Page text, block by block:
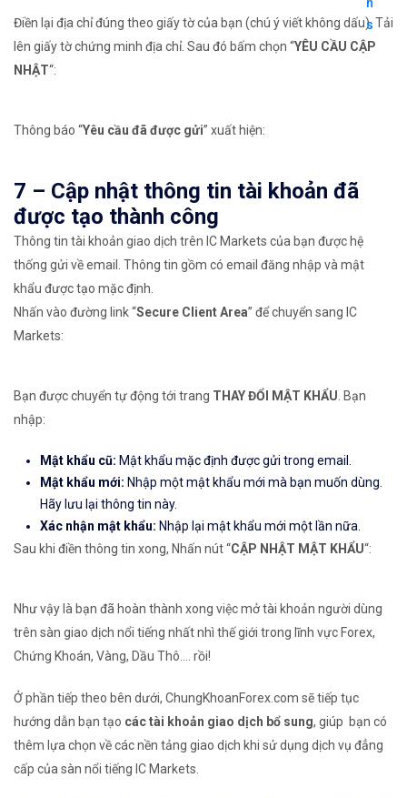
Điền lại địa chỉ đúng theo giấy tờ của bạn (chú ý viết không dấu). Tải
lên giấy tờ chứng minh địa chỉ. Sau đó bấm chọn “YÊU CẦU CẬP
NHẬT“:
Thông báo “Yêu cầu đã được gửi” xuất hiện:
7 – Cập nhật thông tin tài khoản đã
được tạo thành công
Thông tin tài khoản giao dịch trên IC Markets của bạn được hệ
thống gửi về email. Thông tin gồm có email đăng nhập và mật
khẩu được tạo mặc định.
Nhấn vào đường link “Secure Client Area” để chuyển sang IC
Markets:
Bạn được chuyển tự động tới trang THAY ĐỔI MẬT KHẨU. Bạn
nhập:
Mật khẩu cũ: Mật khẩu mặc định được gửi trong email.
Mật khẩu mới: Nhập một mật khẩu mới mà bạn muốn dùng.
Hãy lưu lại thông tin này.
Xác nhận mật khẩu: Nhập lại mật khẩu mới một lần nữa.
Sau khi điền thông tin xong, Nhấn nút “CẬP NHẬT MẬT KHẨU“:
Như vậy là bạn đã hoàn thành xong việc mở tài khoản người dùng
trên sàn giao dịch nổi tiếng nhất nhì thế giới trong lĩnh vực Forex,
Chứng Khoán, Vàng, Dầu Thô…. rồi!
Ở phần tiếp theo bên dưới, ChungKhoanForex.com sẽ tiếp tục
hướng dẫn bạn tạo các tài khoản giao dịch bổ sung, giúp bạn có
thêm lựa chọn về các nền tảng giao dịch khi sử dụng dịch vụ đẳng
cấp của sàn nổi tiếng IC Markets.